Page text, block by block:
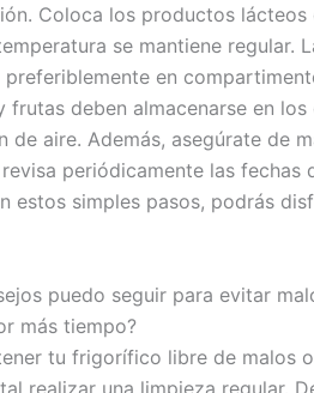
Coloca los productos
se mantiene regular.
preferiblemente en
frutas deben almacenarse en
de aire. Además, asegúrate de
periódicamente las
estos simples pasos, podrás
puedo seguir para evitar
más tiempo?
tu frigorífico libre de malos
realizar una limpieza regular.